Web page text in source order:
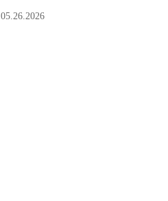
05.26.2026